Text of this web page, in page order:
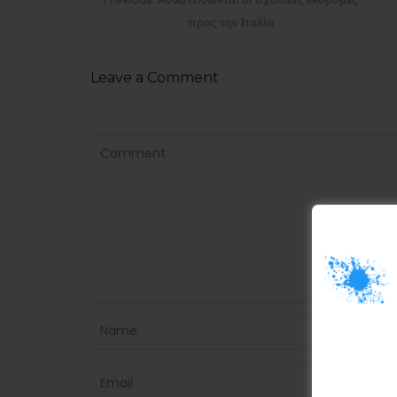
Leave a Comment